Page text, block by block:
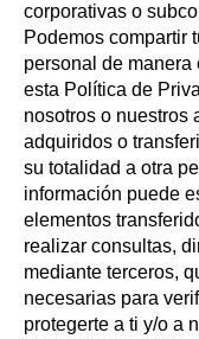
corporativas o
Podemos compartir
personal de manera
esta Política de
nosotros o nuestros
adquiridos o
su totalidad a otra
información puede
elementos
realizar consultas,
mediante terceros,
necesarias para
protegerte a ti y/o a